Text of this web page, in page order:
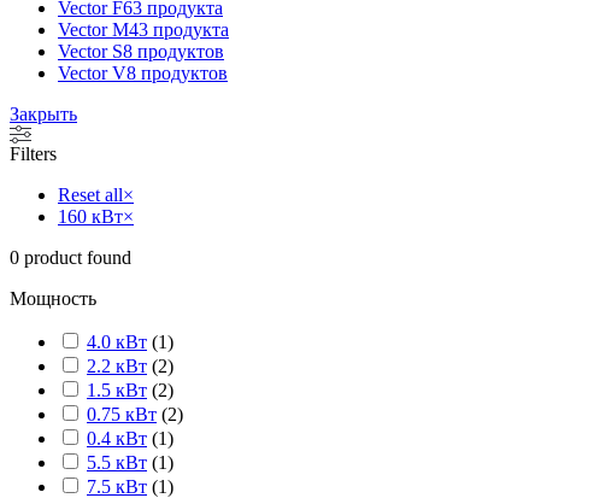
Vector F63 продукта
Vector M43 продукта
Vector S8 продуктов
Vector V8 продуктов
Закрыть
Filters
Reset all×
160 кВт×
0 product found
Мощность
4.0 кВт (1)
2.2 кВт (2)
1.5 кВт (2)
0.75 кВт (2)
0.4 кВт (1)
5.5 кВт (1)
7.5 кВт (1)